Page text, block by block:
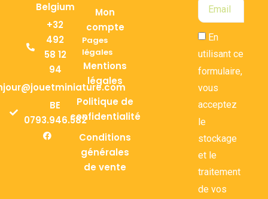
Belgium
+32
492
58 12
94
BE
0793.946.582
Mon
compte
Pages
légales
Mentions
légales
Politique de
confidentialité
Conditions
générales
de vente
En
utilisant ce
formulaire,
vous
acceptez
le
stockage
et le
traitement
de vos